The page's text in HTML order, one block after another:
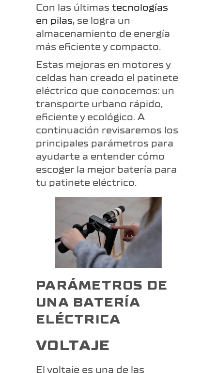
Con las últimas tecnologías
en pilas, se logra un
almacenamiento de energía
más eficiente y compacto.
Estas mejoras en motores y
celdas han creado el patinete
eléctrico que conocemos: un
transporte urbano rápido,
eficiente y ecológico. A
continuación revisaremos los
principales parámetros para
ayudarte a entender cómo
escoger la mejor batería para
tu patinete eléctrico.
PARÁMETROS DE
UNA BATERÍA
ELÉCTRICA
VOLTAJE
El voltaje es una de las